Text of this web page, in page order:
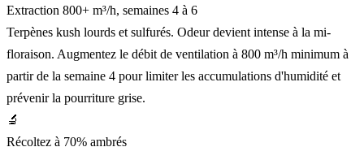
Extraction 800+ m³/h, semaines 4 à 6
Terpènes kush lourds et sulfurés. Odeur devient intense à la mi-
floraison. Augmentez le débit de ventilation à 800 m³/h minimum à
partir de la semaine 4 pour limiter les accumulations d'humidité et
prévenir la pourriture grise.
🔬
Récoltez à 70% ambrés